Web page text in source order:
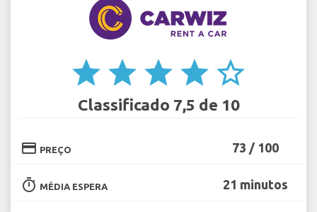
star star star star star_border
Classificado 7,5 de 10
credit_card PREÇO 73 / 100
timer MÉDIA ESPERA 21 minutos